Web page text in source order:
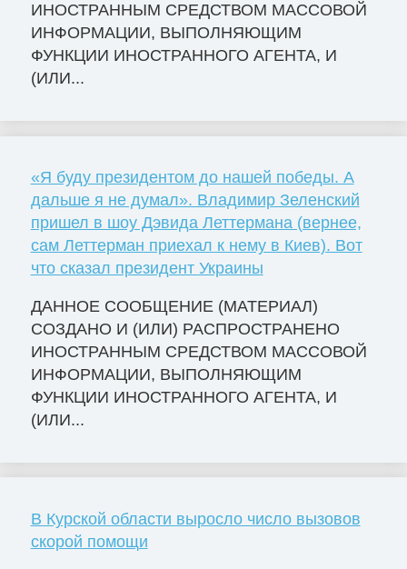
ИНОСТРАННЫМ СРЕДСТВОМ МАССОВОЙ
ИНФОРМАЦИИ, ВЫПОЛНЯЮЩИМ
ФУНКЦИИ ИНОСТРАННОГО АГЕНТА, И
(ИЛИ...
«Я буду президентом до нашей победы. А
дальше я не думал». Владимир Зеленский
пришел в шоу Дэвида Леттермана (вернее,
сам Леттерман приехал к нему в Киев). Вот
что сказал президент Украины
ДАННОЕ СООБЩЕНИЕ (МАТЕРИАЛ)
СОЗДАНО И (ИЛИ) РАСПРОСТРАНЕНО
ИНОСТРАННЫМ СРЕДСТВОМ МАССОВОЙ
ИНФОРМАЦИИ, ВЫПОЛНЯЮЩИМ
ФУНКЦИИ ИНОСТРАННОГО АГЕНТА, И
(ИЛИ...
В Курской области выросло число вызовов
скорой помощи